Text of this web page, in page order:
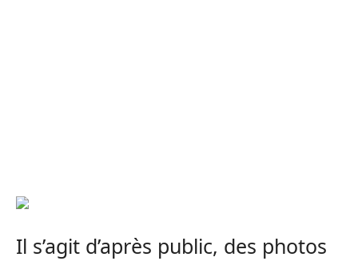
Il s’agit d’après public, des photos